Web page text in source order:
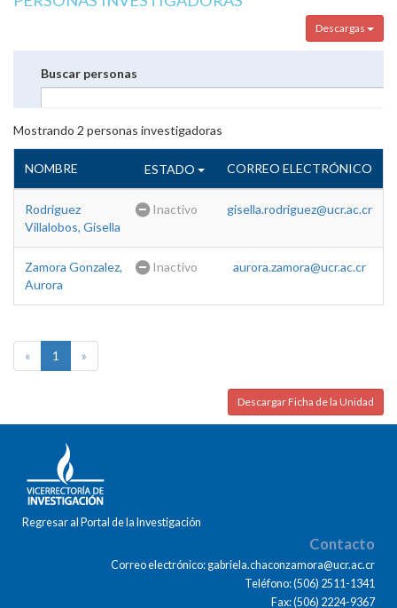
Descargas
Buscar personas
Mostrando 2 personas investigadoras
NOMBRE ESTADO CORREO ELECTRÓNICO
Rodriguez
Villalobos, Gisella
Inactivo gisella.rodriguez@ucr.ac.cr
Zamora Gonzalez,
Aurora
Inactivo aurora.zamora@ucr.ac.cr
« 1 »
Descargar Ficha de la Unidad
Regresar al Portal de la Investigación
Contacto
Correo electrónico: gabriela.chaconzamora@ucr.ac.cr
Teléfono: (506) 2511-1341
Fax: (506) 2224-9367